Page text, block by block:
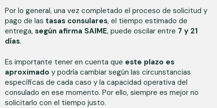
Por lo general, una vez completado el proceso de solicitud y
pago de las tasas consulares, el tiempo estimado de
entrega, según afirma SAIME, puede oscilar entre 7 y 21
días.
Es importante tener en cuenta que este plazo es
aproximado y podría cambiar según las circunstancias
específicas de cada caso y la capacidad operativa del
consulado en ese momento. Por ello, siempre es mejor no
solicitarlo con el tiempo justo.